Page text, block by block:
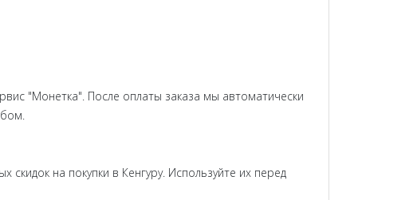
"Монетка". После оплаты заказа мы автоматически
на покупки в Кенгуру. Используйте их перед